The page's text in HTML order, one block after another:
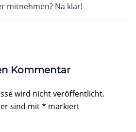
mitnehmen? Na klar!
Kommentar
wird nicht veröffentlicht.
sind mit* markiert